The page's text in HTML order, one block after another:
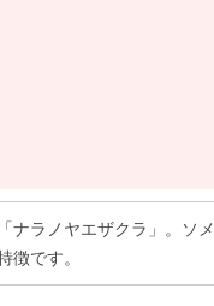
ナラノヤエザクラ」。ソメ
徴です。